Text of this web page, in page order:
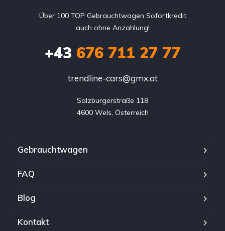
Über 100 TOP Gebrauchtwagen Sofortkredit
auch ohne Anzahlung!
+43 676 711 27 77
trendline-cars@gmx.at
Salzburgerstraße 118
4600 Wels, Österreich
Gebrauchtwagen
FAQ
Blog
Kontakt